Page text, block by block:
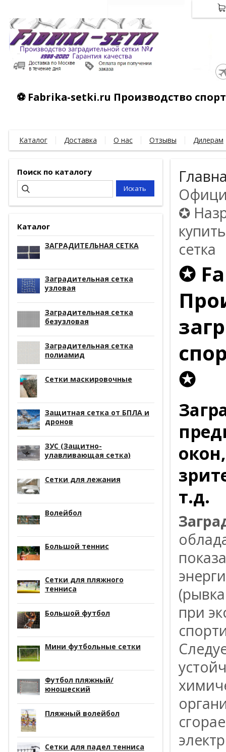
⚽ Fabrika-setki.ru Производство
Каталог Доставка О нас Отзывы Дилерам
Поиск по каталогу
Каталог
ЗАГРАДИТЕЛЬНАЯ СЕТКА
Заградительная сетка
узловая
Заградительная сетка
безузловая
Заградительная сетка
полиамид
Сетки маскировочные
Защитная сетка от БПЛА и
дронов
ЗУС (Защитно-
улавливающая сетка)
Сетки для лежания
Волейбол
Большой теннис
Сетки для пляжного
тенниса
Большой футбол
Мини футбольные сетки
Футбол пляжный/
юношеский
Пляжный волейбол
Сетки для падел тенниса
✪
сетка
✪
✪
т.д.
при